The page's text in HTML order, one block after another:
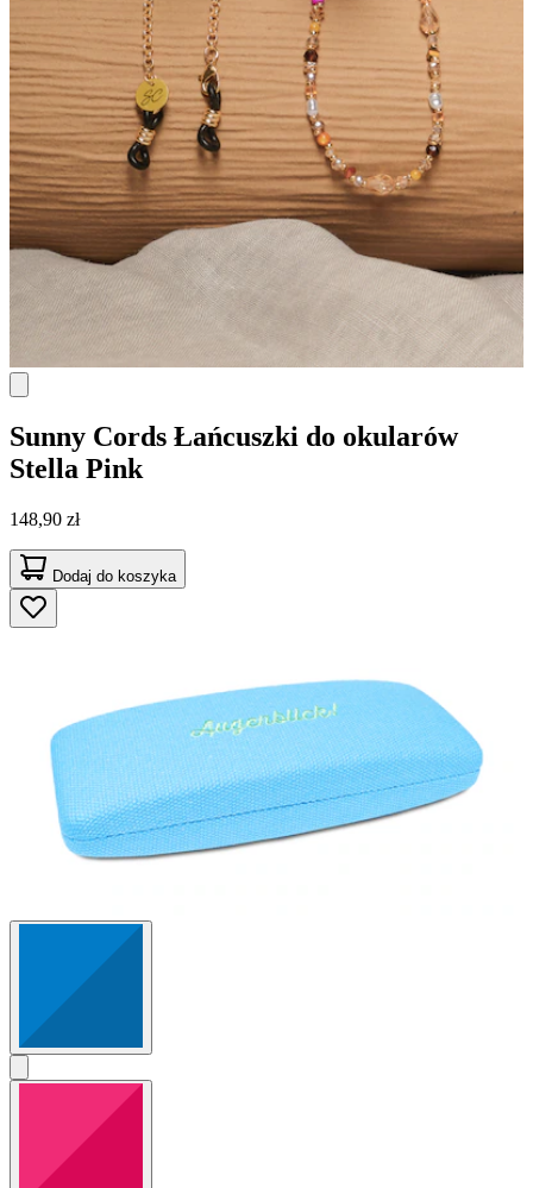
Sunny Cords Łańcuszki do okularów
Stella Pink
148,90 zł
Dodaj do koszyka